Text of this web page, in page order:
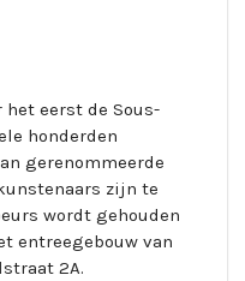
eerst de Sous-
honderden
gerenommeerde
zijn te
wordt gehouden
entreegebouw van
2A.